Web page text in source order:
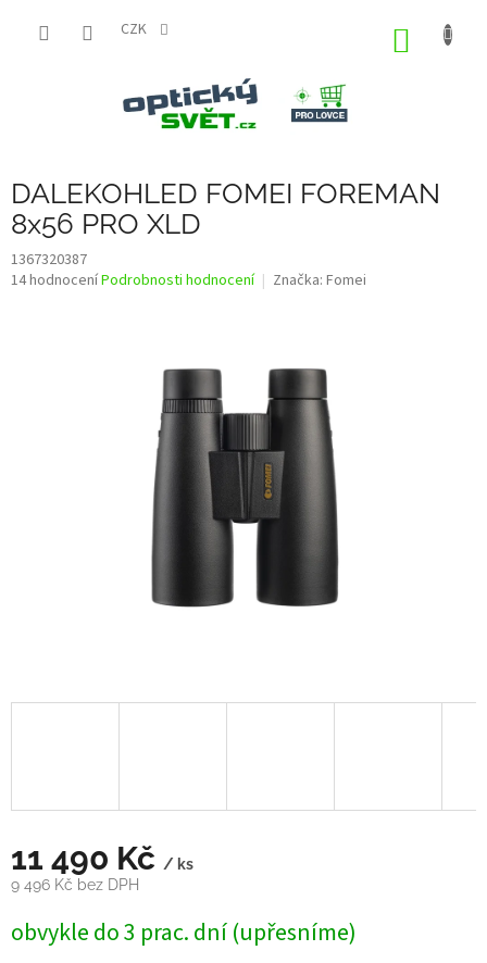
CZK
DALEKOHLED FOMEI FOREMAN
8x56 PRO XLD
1367320387
Průměrné
14 hodnoceníPodrobnosti hodnocení Značka: Fomei
11 490 Kč / ks
9 496 Kč bez DPH
cena:
obvykle do 3 prac. dní (upřesníme)